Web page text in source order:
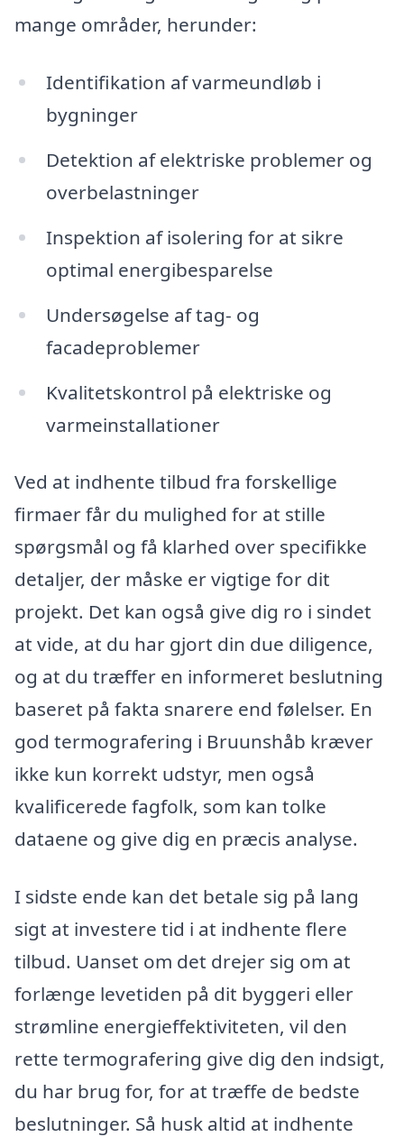
mange områder, herunder:
Identifikation af varmeundløb i
bygninger
Detektion af elektriske problemer og
overbelastninger
Inspektion af isolering for at sikre
optimal energibesparelse
Undersøgelse af tag- og
facadeproblemer
Kvalitetskontrol på elektriske og
varmeinstallationer
Ved at indhente tilbud fra forskellige
firmaer får du mulighed for at stille
spørgsmål og få klarhed over specifikke
detaljer, der måske er vigtige for dit
projekt. Det kan også give dig ro i sindet
at vide, at du har gjort din due diligence,
og at du træffer en informeret beslutning
baseret på fakta snarere end følelser. En
god termografering i Bruunshåb kræver
ikke kun korrekt udstyr, men også
kvalificerede fagfolk, som kan tolke
dataene og give dig en præcis analyse.
I sidste ende kan det betale sig på lang
sigt at investere tid i at indhente flere
tilbud. Uanset om det drejer sig om at
forlænge levetiden på dit byggeri eller
strømline energieffektiviteten, vil den
rette termografering give dig den indsigt,
du har brug for, for at træffe de bedste
beslutninger. Så husk altid at indhente